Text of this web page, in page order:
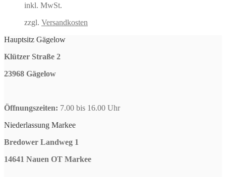
war:
ist:
inkl. MwSt.
zzgl. Versandkosten
Hauptsitz Gägelow
Klützer Straße 2
23968 Gägelow
Öffnungszeiten: 7.00 bis 16.00 Uhr
Niederlassung Markee
Bredower Landweg 1
14641 Nauen OT Markee